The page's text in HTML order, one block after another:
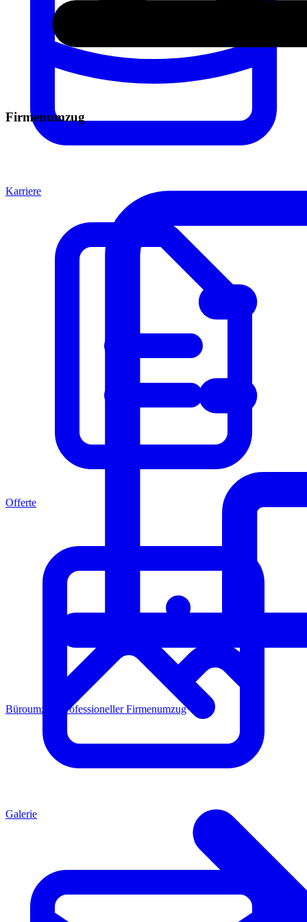
Firmenumzug
Büroumzug Professioneller Firmenumzug
Karriere
Offerte
Galerie